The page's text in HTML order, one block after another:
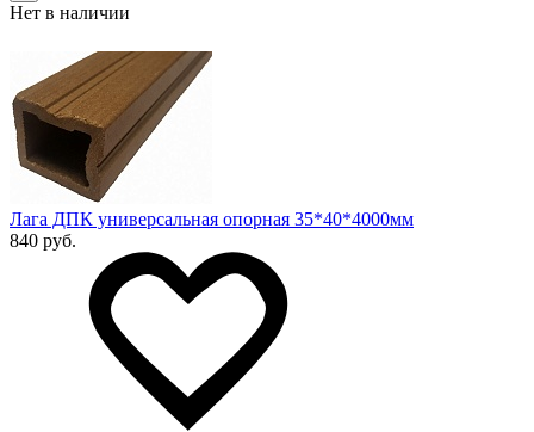
Нет в наличии
Лага ДПК универсальная опорная 35*40*4000мм
840 руб.